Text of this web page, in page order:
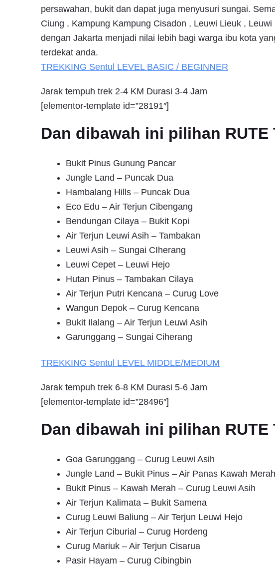
persawahan, bukit dan dapat juga menyusuri sungai.
Ciung , Kampung Kampung Cisadon , Leuwi Lieuk ,
dengan Jakarta menjadi nilai lebih bagi warga ibu kota
terdekat anda.
TREKKING Sentul LEVEL BASIC / BEGINNER
Jarak tempuh trek 2-4 KM Durasi 3-4 Jam
[elementor-template id=”28191″]
Dan dibawah ini pilihan RUTE
Bukit Pinus Gunung Pancar
Jungle Land – Puncak Dua
Hambalang Hills – Puncak Dua
Eco Edu – Air Terjun Cibengang
Bendungan Cilaya – Bukit Kopi
Air Terjun Leuwi Asih – Tambakan
Leuwi Asih – Sungai CIherang
Leuwi Cepet – Leuwi Hejo
Hutan Pinus – Tambakan Cilaya
Air Terjun Putri Kencana – Curug Love
Wangun Depok – Curug Kencana
Bukit Ilalang – Air Terjun Leuwi Asih
Garunggang – Sungai Ciherang
TREKKING Sentul LEVEL MIDDLE/MEDIUM
Jarak tempuh trek 6-8 KM Durasi 5-6 Jam
[elementor-template id=”28496″]
Dan dibawah ini pilihan RUTE
Goa Garunggang – Curug Leuwi Asih
Jungle Land – Bukit Pinus – Air Panas Kawah Merah
Bukit Pinus – Kawah Merah – Curug Leuwi Asih
Air Terjun Kalimata – Bukit Samena
Curug Leuwi Baliung – Air Terjun Leuwi Hejo
Air Terjun Ciburial – Curug Hordeng
Curug Mariuk – Air Terjun Cisarua
Pasir Hayam – Curug Cibingbin